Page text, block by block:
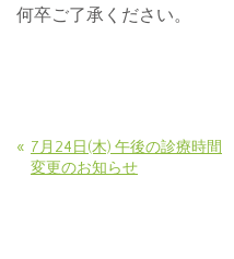
何卒ご了承ください。
« 7月24日(木) 午後の診療時間
変更のお知らせ